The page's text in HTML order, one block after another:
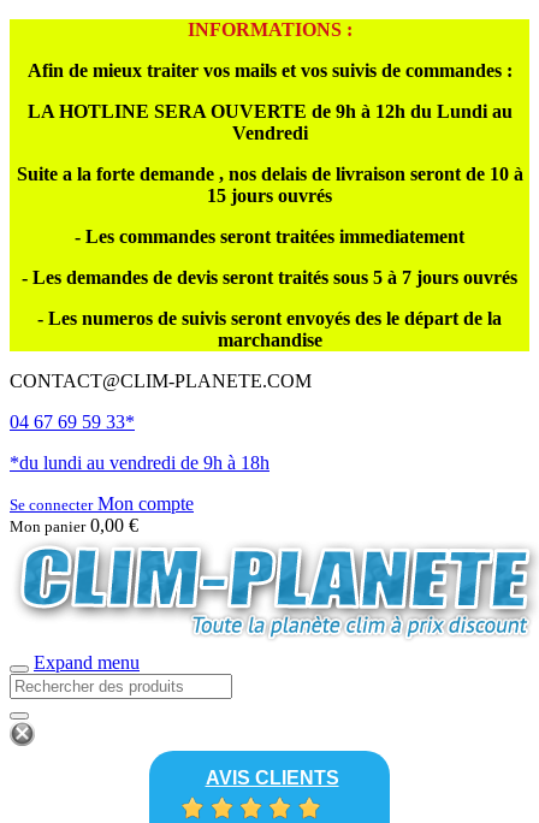
INFORMATIONS :
Afin de mieux traiter vos mails et vos suivis de commandes :
LA HOTLINE SERA OUVERTE de 9h à 12h du Lundi au
Vendredi
Suite a la forte demande , nos delais de livraison seront de 10 à
15 jours ouvrés
- Les commandes seront traitées immediatement
- Les demandes de devis seront traités sous 5 à 7 jours ouvrés
- Les numeros de suivis seront envoyés des le départ de la
marchandise
CONTACT@CLIM-PLANETE.COM
04 67 69 59 33*
*du lundi au vendredi de 9h à 18h
Se connecterMon compte
Mon panier 0,00 €
Expand menu
AVIS CLIENTS